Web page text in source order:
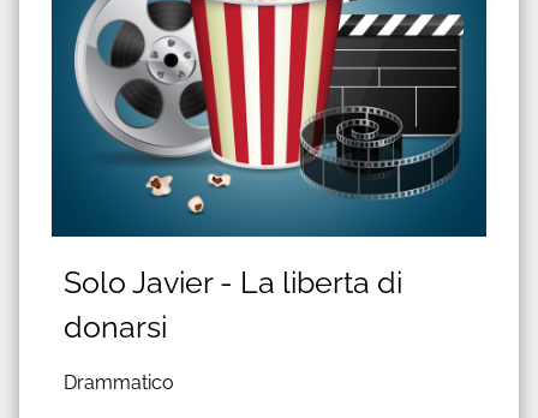
Solo Javier - La liberta di
donarsi
Drammatico